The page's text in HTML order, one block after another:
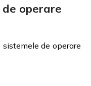
operare
sistemele de operare